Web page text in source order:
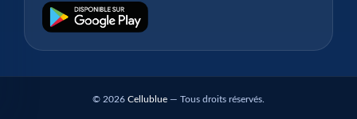
© 2026 Cellublue — Tous droits réservés.